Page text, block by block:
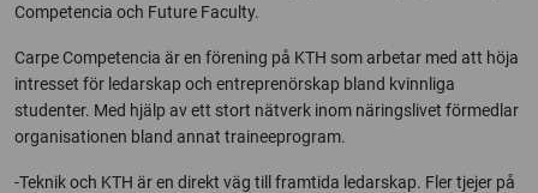
Competencia och Future Faculty.
Carpe Competencia är en förening på KTH som arbetar med att höja
intresset för ledarskap och entreprenörskap bland kvinnliga
studenter. Med hjälp av ett stort nätverk inom näringslivet förmedlar
organisationen bland annat traineeprogram.
-Teknik och KTH är en direkt väg till framtida ledarskap. Fler tjejer på